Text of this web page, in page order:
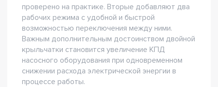
проверено на практике. Вторые добавляют два
рабочих режима с удобной и быстрой
возможностью переключения между ними.
Важным дополнительным достоинством двойной
крыльчатки становится увеличение КПД
насосного оборудования при одновременном
снижении расхода электрической энергии в
процессе работы.